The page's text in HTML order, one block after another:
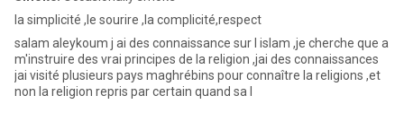
la simplicité ,le sourire ,la complicité,respect
salam aleykoum j ai des connaissance sur l islam ,je cherche que a
m'instruire des vrai principes de la religion ,jai des connaissances
jai visité plusieurs pays maghrébins pour connaître la religions ,et
non la religion repris par certain quand sa l